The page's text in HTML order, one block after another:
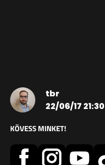
tbr
22/06/17 21:30
KÖVESS MINKET!